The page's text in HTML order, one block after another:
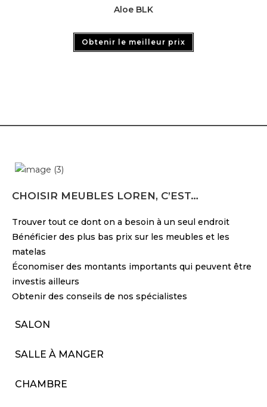
Aloe BLK
Obtenir le meilleur prix
CHOISIR MEUBLES LOREN, C’EST…
Trouver tout ce dont on a besoin à un seul endroit
Bénéficier des plus bas prix sur les meubles et les
matelas
Économiser des montants importants qui peuvent être
investis ailleurs
Obtenir des conseils de nos spécialistes
SALON
SALLE À MANGER
CHAMBRE